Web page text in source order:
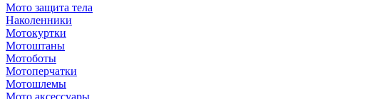
Мото защита тела
Наколенники
Мотокуртки
Мотоштаны
Мотоботы
Мотоперчатки
Мотошлемы
Мото аксессуары